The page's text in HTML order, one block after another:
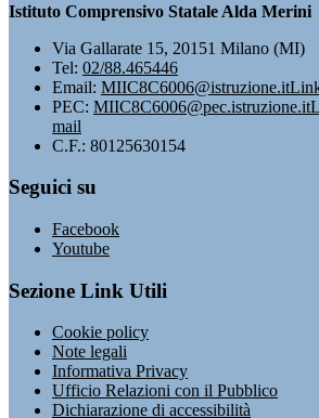
Istituto Comprensivo Statale Alda Merini
Via Gallarate 15, 20151 Milano (MI)
Tel: 02/88.465446
Email: MIIC8C6006@istruzione.it
PEC: MIIC8C6006@pec.istruzione.it
mail
C.F.: 80125630154
Seguici su
Facebook
Youtube
Sezione Link Utili
Cookie policy
Note legali
Informativa Privacy
Ufficio Relazioni con il Pubblico
Dichiarazione di accessibilità